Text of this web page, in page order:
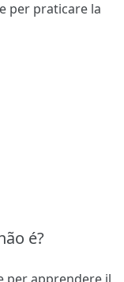
per praticare la
é?